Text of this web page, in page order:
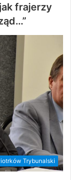
frajerzy
Trybunalski